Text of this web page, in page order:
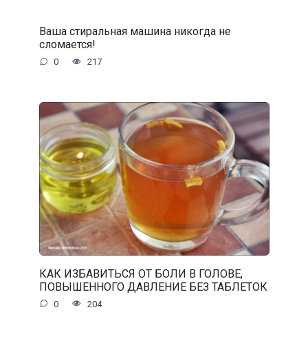
Ваша стиральная машина никогда не
сломается!
0 217
КАК ИЗБАВИТЬСЯ ОТ БОЛИ В ГОЛОВЕ,
ПОВЫШЕННОГО ДАВЛЕНИЕ БЕЗ ТАБЛЕТОК
0 204